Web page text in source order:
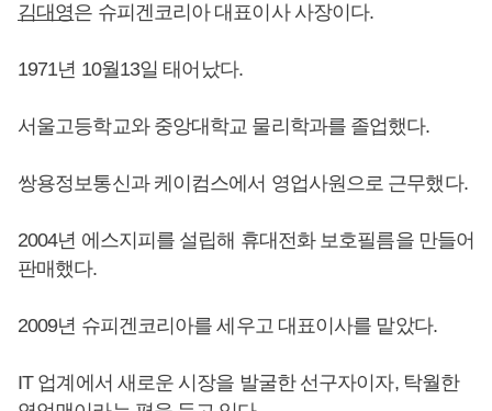
김대영은 슈피겐코리아 대표이사 사장이다.
1971년 10월13일 태어났다.
서울고등학교와 중앙대학교 물리학과를 졸업했다.
쌍용정보통신과 케이컴스에서 영업사원으로 근무했다.
2004년 에스지피를 설립해 휴대전화 보호필름을 만들어
판매했다.
2009년 슈피겐코리아를 세우고 대표이사를 맡았다.
IT 업계에서 새로운 시장을 발굴한 선구자이자, 탁월한